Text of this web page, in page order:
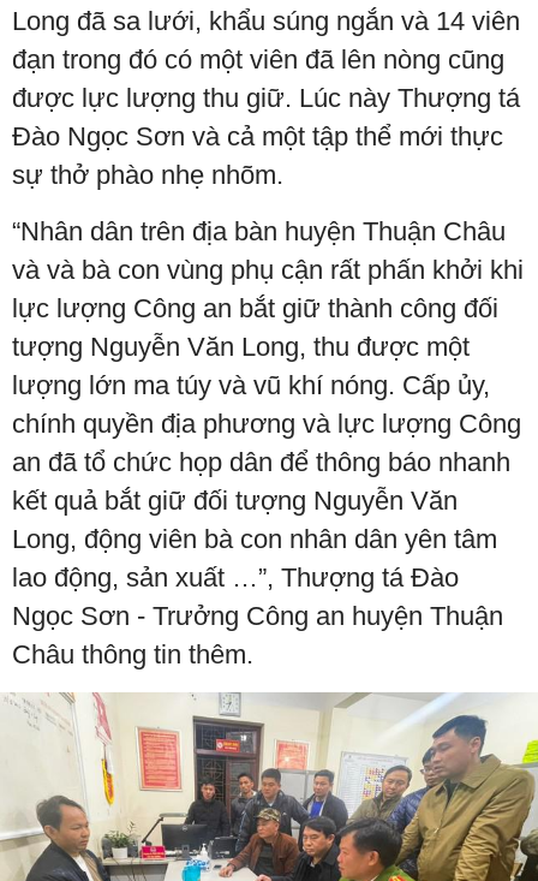
Long đã sa lưới, khẩu súng ngắn và 14 viên
đạn trong đó có một viên đã lên nòng cũng
được lực lượng thu giữ. Lúc này Thượng tá
Đào Ngọc Sơn và cả một tập thể mới thực
sự thở phào nhẹ nhõm.
“Nhân dân trên địa bàn huyện Thuận Châu
và và bà con vùng phụ cận rất phấn khởi khi
lực lượng Công an bắt giữ thành công đối
tượng Nguyễn Văn Long, thu được một
lượng lớn ma túy và vũ khí nóng. Cấp ủy,
chính quyền địa phương và lực lượng Công
an đã tổ chức họp dân để thông báo nhanh
kết quả bắt giữ đối tượng Nguyễn Văn
Long, động viên bà con nhân dân yên tâm
lao động, sản xuất …”, Thượng tá Đào
Ngọc Sơn - Trưởng Công an huyện Thuận
Châu thông tin thêm.